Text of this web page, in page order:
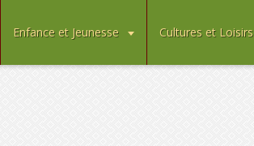
Enfance et Jeunesse Cultures et Loisirs